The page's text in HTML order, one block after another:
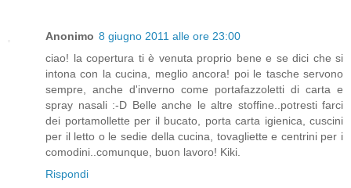
Anonimo 8 giugno 2011 alle ore 23:00
ciao! la copertura ti è venuta proprio bene e se dici che si
intona con la cucina, meglio ancora! poi le tasche servono
sempre, anche d'inverno come portafazzoletti di carta e
spray nasali :-D Belle anche le altre stoffine..potresti farci
dei portamollette per il bucato, porta carta igienica, cuscini
per il letto o le sedie della cucina, tovagliette e centrini per i
comodini..comunque, buon lavoro! Kiki.
Rispondi